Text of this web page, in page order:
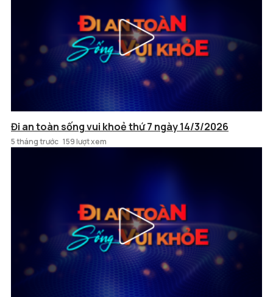
Đi an toàn sống vui khoẻ thứ 7 ngày 14/3/2026
5 tháng trước 159 lượt xem